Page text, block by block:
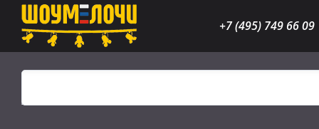
+7 (495) 749 66 09